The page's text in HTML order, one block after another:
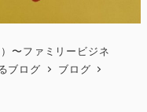
〜ファミリービジネ
ブログ
ブログ